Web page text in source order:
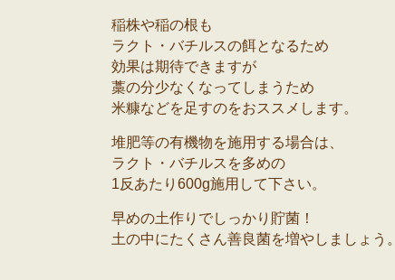
稲株や稲の根も
ラクト・バチルスの餌となるため
効果は期待できますが
藁の分少なくなってしまうため
米糠などを足すのをおススメします。
堆肥等の有機物を施用する場合は、
ラクト・バチルスを多めの
1反あたり600g施用して下さい。
早めの土作りでしっかり貯菌！
土の中にたくさん善良菌を増やしましょう。